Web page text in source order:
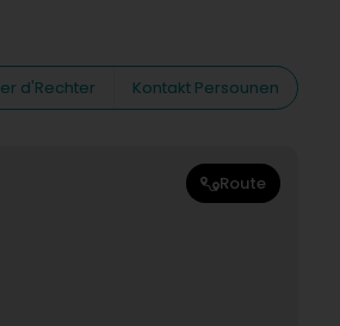
d'Rechter
Kontakt Persounen
Route